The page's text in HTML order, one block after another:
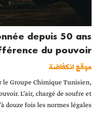
depuis 50 ans
du pouvoir
موقع انكفاضة
Groupe Chimique Tunisien,
L’air, chargé de soufre et
fois les normes légales....